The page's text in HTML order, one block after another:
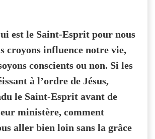
est le Saint-Esprit pour nous
croyons influence notre vie,
conscients ou non. Si les
à l’ordre de Jésus,
le Saint-Esprit avant de
ministère, comment
aller bien loin sans la grâce